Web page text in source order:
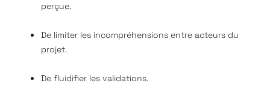
perçue.
De limiter les incompréhensions entre acteurs du
projet.
De fluidifier les validations.